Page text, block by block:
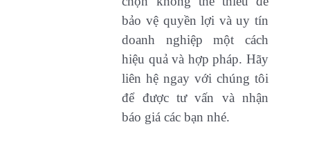
bảo vệ quyền lợi và uy tín
doanh nghiệp một cách
hiệu quả và hợp pháp. Hãy
liên hệ ngay với chúng tôi
để được tư vấn và nhận
báo giá các bạn nhé.